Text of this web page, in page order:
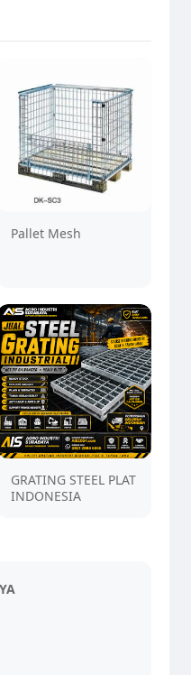
Pallet Mesh
GRATING STEEL PLAT
INDONESIA